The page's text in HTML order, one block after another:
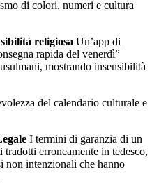
di colori, numeri e cultura
religiosa Un’app di
rapida del venerdì”
mostrando insensibilità
del calendario culturale e
I termini di garanzia di un
erroneamente in tedesco,
non intenzionali che hanno